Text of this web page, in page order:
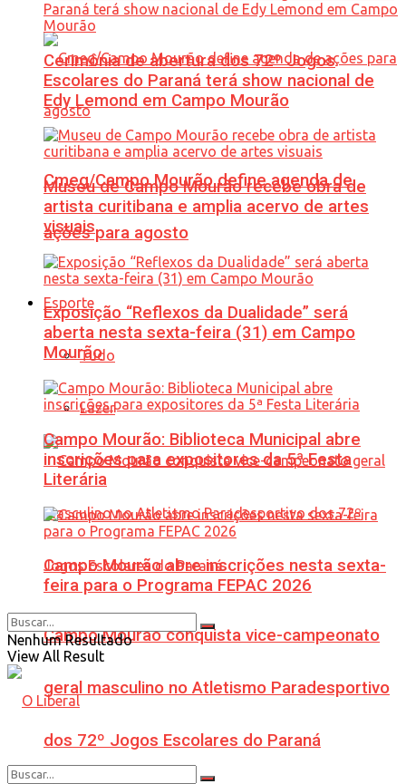
Cmeg/Campo Mourão define agenda de
ações para agosto
Esporte
Tudo
Lazer
Campo Mourão conquista vice-campeonato
geral masculino no Atletismo Paradesportivo
dos 72º Jogos Escolares do Paraná
Cerimônia de abertura dos 72º Jogos
Escolares do Paraná terá show nacional de
Edy Lemond em Campo Mourão
Museu de Campo Mourão recebe obra de
artista curitibana e amplia acervo de artes
visuais
Exposição “Reflexos da Dualidade” será
aberta nesta sexta-feira (31) em Campo
Mourão
Campo Mourão: Biblioteca Municipal abre
inscrições para expositores da 5ª Festa
Literária
Campo Mourão abre inscrições nesta sexta-
feira para o Programa FEPAC 2026
Nenhum Resultado
View All Result